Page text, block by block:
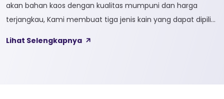
akan bahan kaos dengan kualitas mumpuni dan harga
terjangkau, Kami membuat tiga jenis kain yang dapat dipilih
kain yang bahan dasarnya 100% cotton. Softcel juga sering
Lihat Selengkapnya